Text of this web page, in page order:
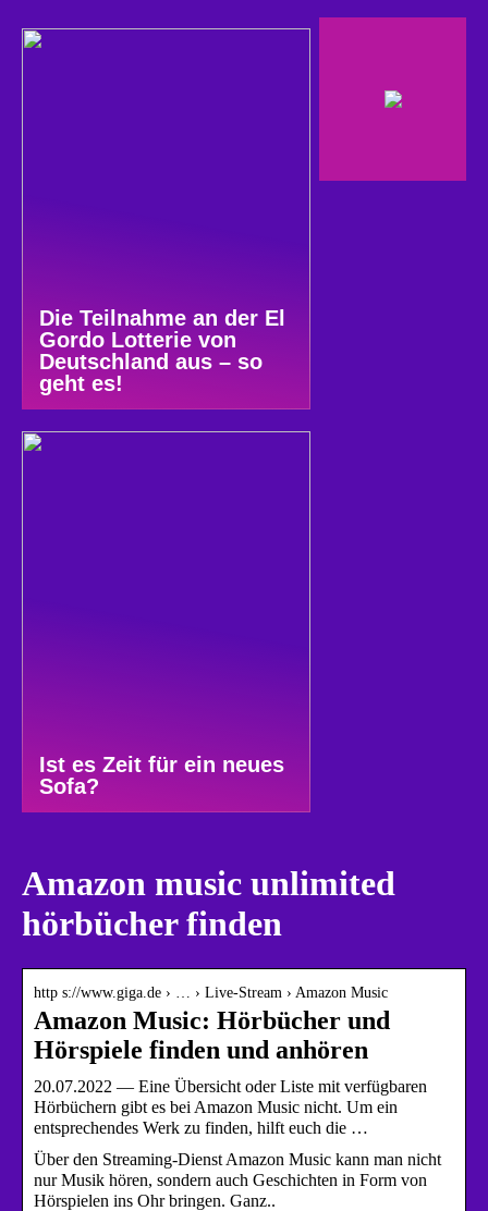
Die Teilnahme an der El
Gordo Lotterie von
Deutschland aus – so
geht es!
Ist es Zeit für ein neues
Sofa?
Amazon music unlimited
hörbücher finden
http s://www.giga.de › … › Live-Stream › Amazon Music
Amazon Music: Hörbücher und
Hörspiele finden und anhören
20.07.2022 — Eine Übersicht oder Liste mit verfügbaren
Hörbüchern gibt es bei Amazon Music nicht. Um ein
entsprechendes Werk zu finden, hilft euch die …
Über den Streaming-Dienst Amazon Music kann man nicht
nur Musik hören, sondern auch Geschichten in Form von
Hörspielen ins Ohr bringen. Ganz..